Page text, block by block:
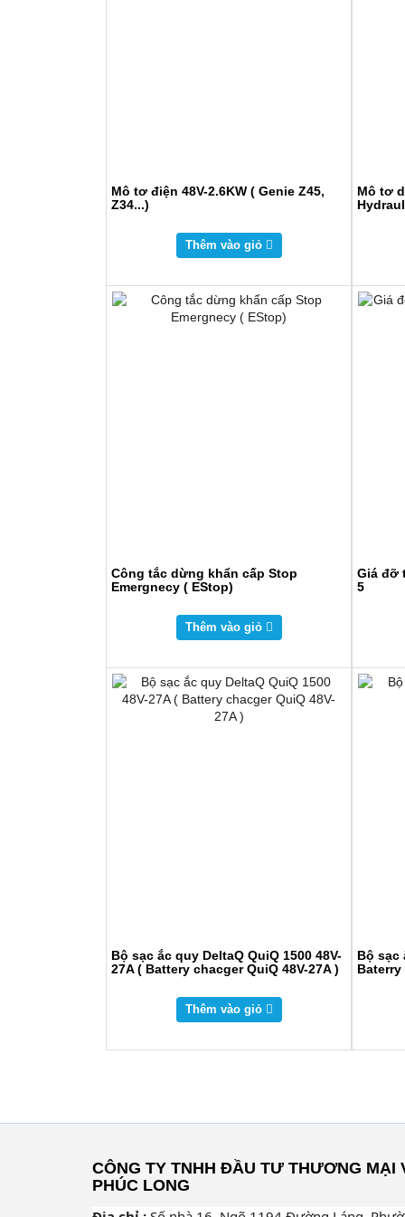
Mô tơ điện 48V-2.6KW ( Genie Z45,
Z34...)
Thêm vào giỏ
Mô tơ
Công tắc dừng khẩn cấp Stop
Emergnecy ( EStop)
Thêm vào giỏ
Giá đỡ
5
Bộ sạc ắc quy DeltaQ QuiQ 1500 48V-
27A ( Battery chacger QuiQ 48V-27A )
Thêm vào giỏ
Bộ sạc
CÔNG TY TNHH ĐẦU TƯ THƯƠNG MẠI
PHÚC LONG